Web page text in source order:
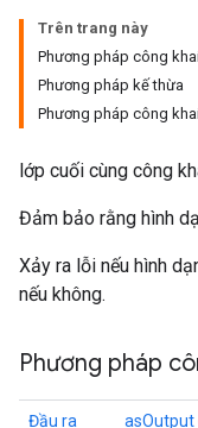
Trên trang này
Phương pháp công
Phương pháp kế thừa
Phương pháp công
lớp cuối cùng công
Đảm bảo rằng hình
Xảy ra lỗi nếu hình
nếu không.
Phương pháp
Đầu ra
asOutput